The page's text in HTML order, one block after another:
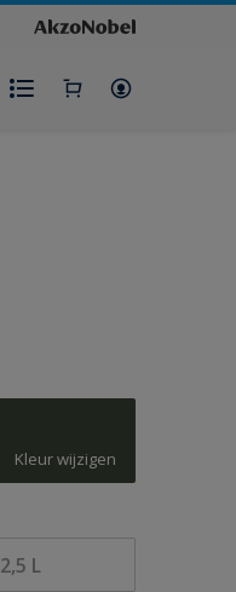
Kleur wijzigen
2,5 L